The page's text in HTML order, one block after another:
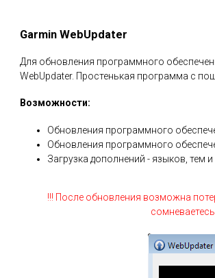
Garmin WebUpdater
Для обновления программного
WebUpdater. Простенькая программа с
Возможности:
Обновления программного
Обновления программного
Загрузка дополнений - языков, тем
!!! После обновления возможна